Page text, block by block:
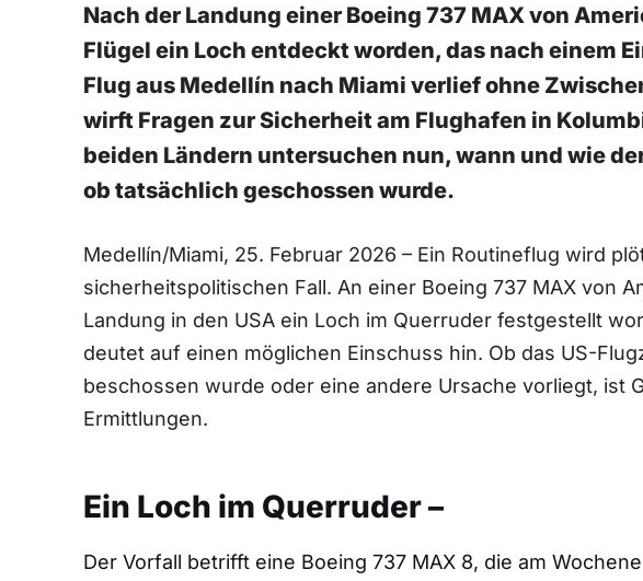
Nach der Landung einer Boeing 737 MAX von
Flügel ein Loch entdeckt worden, das nach einem
Flug aus Medellín nach Miami verlief ohne
wirft Fragen zur Sicherheit am Flughafen in
beiden Ländern untersuchen nun, wann und wie
ob tatsächlich geschossen wurde.
Medellín/Miami, 25. Februar 2026 – Ein Routineflug wird
sicherheitspolitischen Fall. An einer Boeing 737 MAX von
Landung in den USA ein Loch im Querruder festgestellt
deutet auf einen möglichen Einschuss hin. Ob das US-
beschossen wurde oder eine andere Ursache vorliegt, ist
Ermittlungen.
Ein Loch im Querruder –
Der Vorfall betrifft eine Boeing 737 MAX 8, die am